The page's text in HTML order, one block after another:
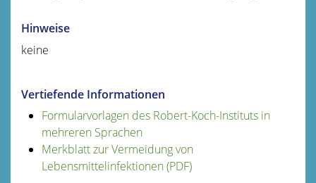
Hinweise
keine
Vertiefende Informationen
Formularvorlagen des Robert-Koch-Instituts in
mehreren Sprachen
Merkblatt zur Vermeidung von
Lebensmittelinfektionen (PDF)